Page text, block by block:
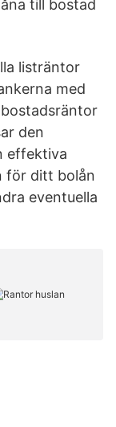
till bostad
listräntor
med
den
effektiva
för ditt bolån
eventuella